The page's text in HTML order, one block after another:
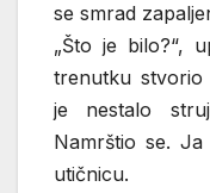
se smrad
„Što je bilo?“,
trenutku stvorio
je nestalo
Namrštio se.
utičnicu.